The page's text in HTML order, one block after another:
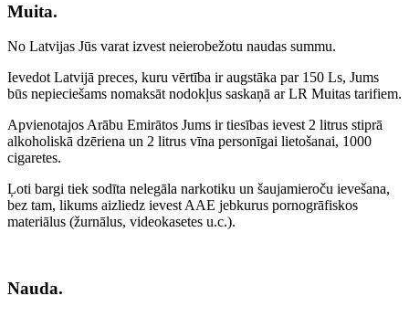
Muita.
No Latvijas Jūs varat izvest neierobežotu naudas summu.
Ievedot Latvijā preces, kuru vērtība ir augstāka par 150 Ls, Jums
būs nepieciešams nomaksāt nodokļus saskaņā ar LR Muitas tarifiem.
Apvienotajos Arābu Emirātos Jums ir tiesības ievest 2 litrus stiprā
alkoholiskā dzēriena un 2 litrus vīna personīgai lietošanai, 1000
cigaretes.
Ļoti bargi tiek sodīta nelegāla narkotiku un šaujamieroču ievešana,
bez tam, likums aizliedz ievest AAE jebkurus pornogrāfiskos
materiālus (žurnālus, videokasetes u.c.).
Nauda.